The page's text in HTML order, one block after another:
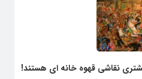
نقاشی قهوه خانه ای هستند!